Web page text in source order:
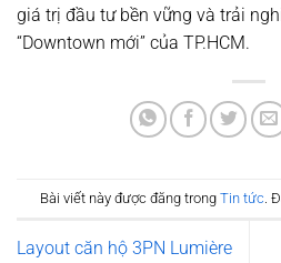
giá trị đầu tư bền vững và trải
“Downtown mới” của TP.HCM.
Bài viết này được đăng trong Tin tức .
Layout căn hộ 3PN Lumière